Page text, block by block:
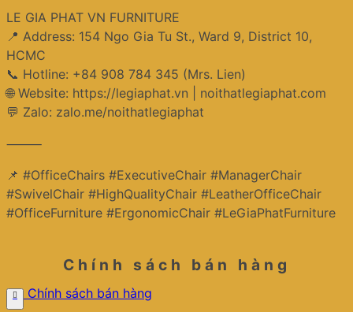
LE GIA PHAT VN FURNITURE
📍 Address: 154 Ngo Gia Tu St., Ward 9, District 10,
HCMC
📞 Hotline: +84 908 784 345 (Mrs. Lien)
🌐 Website: https://legiaphat.vn | noithatlegiaphat.com
💬 Zalo: zalo.me/noithatlegiaphat
⸻
📌 #OfficeChairs #ExecutiveChair #ManagerChair
#SwivelChair #HighQualityChair #LeatherOfficeChair
#OfficeFurniture #ErgonomicChair #LeGiaPhatFurniture
Chính sách bán hàng
Chính sách bán hàng